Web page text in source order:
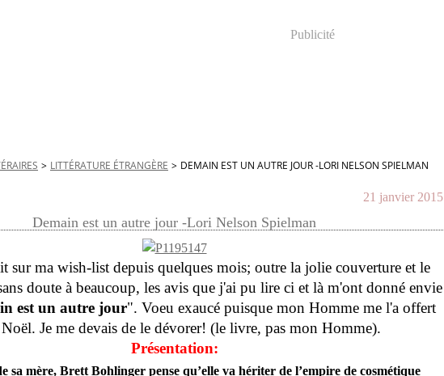
Publicité
> LITTÉRATURE ÉTRANGÈRE > DEMAIN EST UN AUTRE JOUR -LORI NELSON SPIELMAN
21 janvier 2015
Demain est un autre jour -Lori Nelson Spielman
sur ma wish-list depuis quelques mois; outre la jolie couverture et le
doute à beaucoup, les avis que j'ai pu lire ci et là m'ont donné envie
est un autre jour". Voeu exaucé puisque mon Homme me l'a offert
Je me devais de le dévorer! (le livre, pas mon Homme).
Présentation:
sa mère, Brett Bohlinger pense qu’elle va hériter de l’empire de cosmétique